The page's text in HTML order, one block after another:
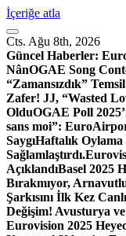
İçeriğe atla
Cts. Ağu 8th, 2026
Güncel Haberler:
NânOGAE Song
“Zamansızdık”
Zafer! JJ, “Wasted
OlduOGAE Poll
sans moi”:
SaygıHaftalık
Sağlamlaştırdı.
AçıklandıBasel 2025
Bırakmıyor,
Şarkısını İlk Kez
Değişim! Avusturya
Eurovision 2025